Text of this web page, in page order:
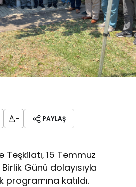
- PAYLAŞ
Teşkilatı, 15 Temmuz
Günü dolayısıyla
katıldı.